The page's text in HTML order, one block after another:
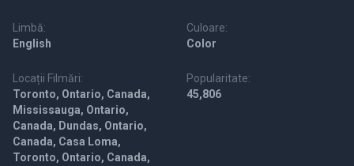
Limbă:
English
Culoare:
Color
Locații Filmări:
Toronto, Ontario, Canada,
Mississauga, Ontario,
Canada, Dundas, Ontario,
Canada, Casa Loma,
Toronto, Ontario, Canada,
Popularitate:
45,806